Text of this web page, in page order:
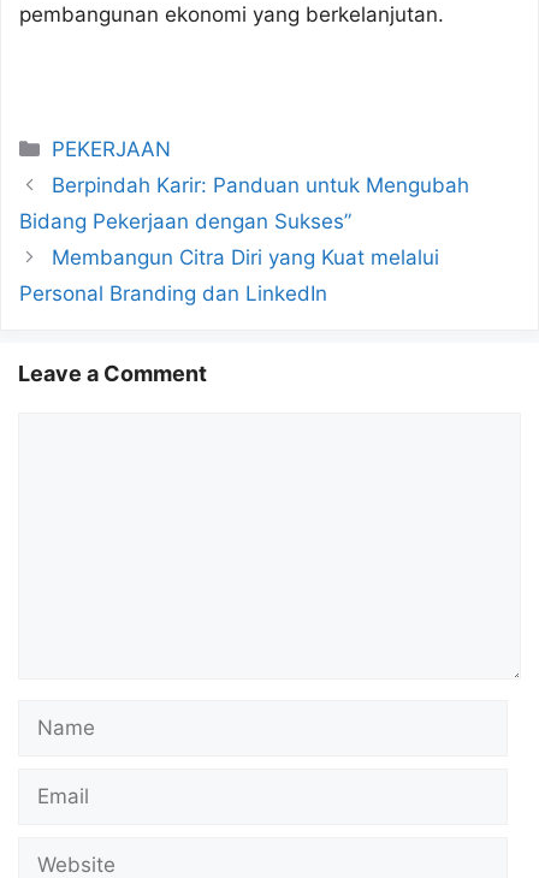
pembangunan ekonomi yang berkelanjutan.
Categories
PEKERJAAN
Berpindah Karir: Panduan untuk Mengubah
Bidang Pekerjaan dengan Sukses”
Membangun Citra Diri yang Kuat melalui
Personal Branding dan LinkedIn
Leave a Comment
Name
Email
Website